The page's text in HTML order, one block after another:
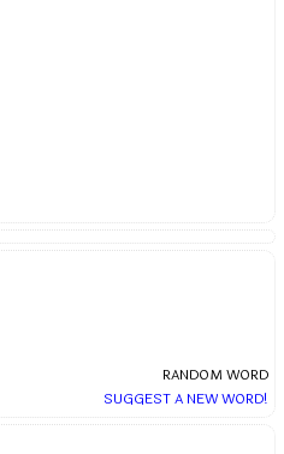
RANDOM WORD
SUGGEST A NEW WORD!